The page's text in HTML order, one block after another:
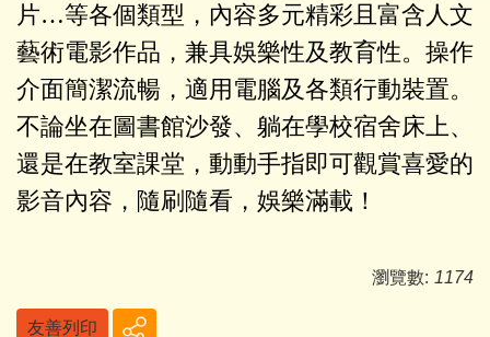
片…等各個類型，內容多元精彩且富含人文
藝術電影作品，兼具娛樂性及教育性。操作
介面簡潔流暢，適用電腦及各類行動裝置。
不論坐在圖書館沙發、躺在學校宿舍床上、
還是在教室課堂，動動手指即可觀賞喜愛的
影音內容，隨刷隨看，娛樂滿載！
瀏覽數: 1174
友善列印